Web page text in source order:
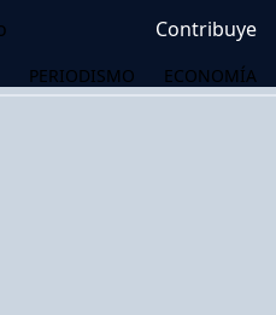
Contribuye
PERIODISMO ECONOMÍA